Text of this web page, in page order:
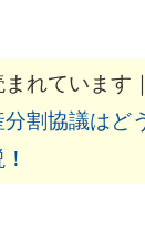
れています｜
割協議はど